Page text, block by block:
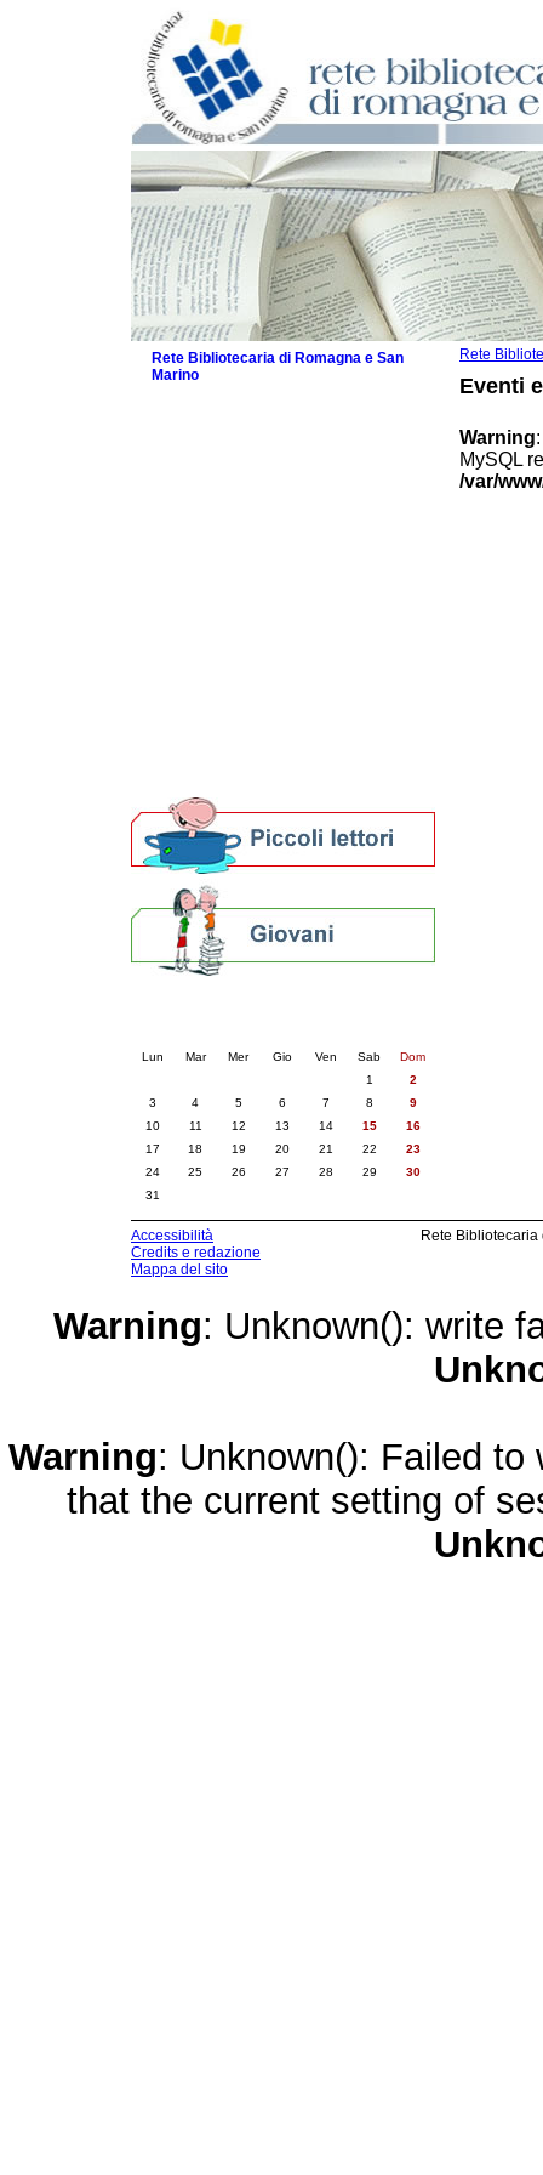
Rete
Eventi
Warning
MySQL
/var/
Rete Bibliotecaria di Romagna e San
Marino
Lun Mar Mer Gio Ven Sab
Dom
1
2
3
4 5 6 7 8
9
10
11 12 13 14 15
16
17
18 19 20 21 22
23
24
25 26 27 28 29
30
31
Accessibilità
Credits e redazione
Mappa del sito
Rete
Warning: Unknown(): write
Warning: Unknown(): Failed
that the current setting of